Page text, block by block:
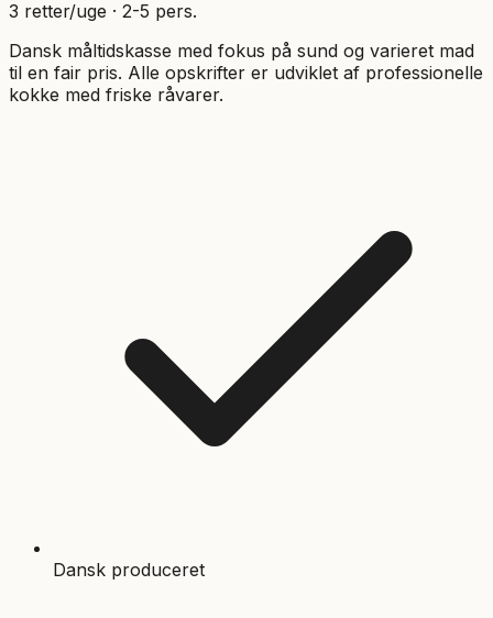
3 retter/uge · 2-5 pers.
Dansk måltidskasse med fokus på sund og varieret mad
til en fair pris. Alle opskrifter er udviklet af professionelle
kokke med friske råvarer.
Dansk produceret